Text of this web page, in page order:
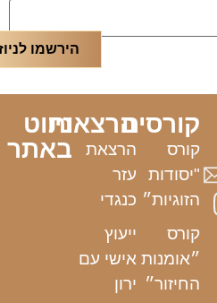
קורסים
קורס
"יסודות
הזוגיות״
קורס
״אומנות
החיזור״
הרצאות
הרצאת
עזר
כנגדי
ייעוץ
אישי עם
ירון
ניווט
באתר
הירשמו